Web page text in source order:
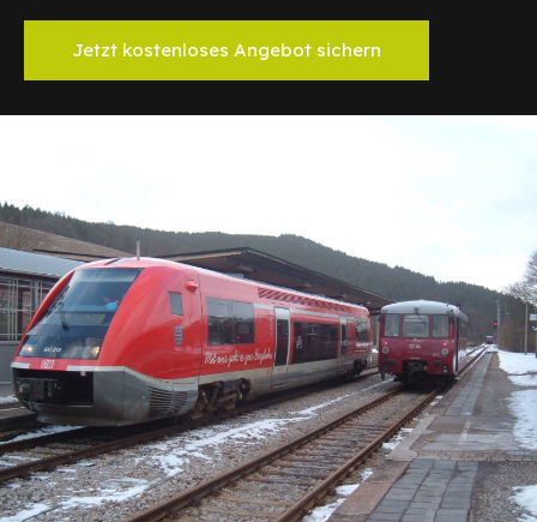
Jetzt kostenloses Angebot sichern